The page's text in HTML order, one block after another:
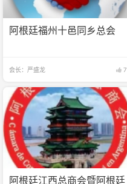
阿根廷福州十邑同乡总会
会长：严盛龙 7
阿根廷江西总商会暨阿根廷